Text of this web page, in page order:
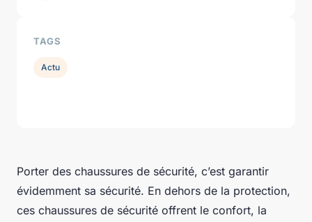
Porter des chaussures de sécurité, c’est garantir
évidemment sa sécurité. En dehors de la protection,
ces chaussures de sécurité offrent le confort, la
TAGS
Actu